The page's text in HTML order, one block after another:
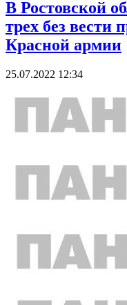
В Ростовской
трех без вести
Красной армии
25.07.2022 12:34